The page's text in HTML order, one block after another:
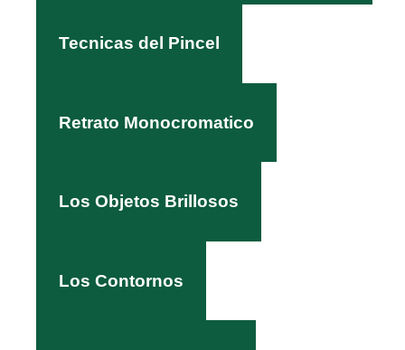
Tecnicas del Pincel
Retrato Monocromatico
Los Objetos Brillosos
Los Contornos